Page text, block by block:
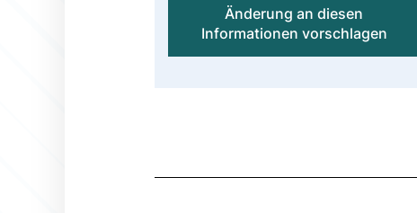
Änderung an diesen
Informationen vorschlagen